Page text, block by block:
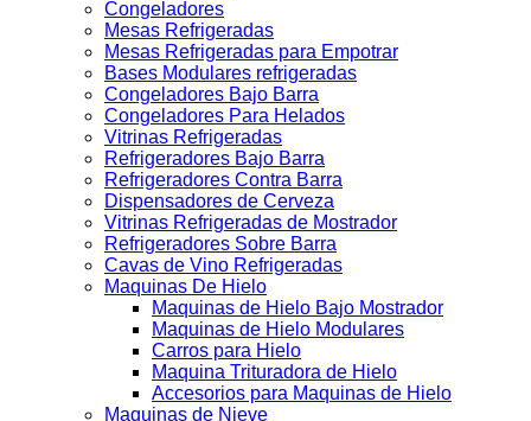
Congeladores
Mesas Refrigeradas
Mesas Refrigeradas para Empotrar
Bases Modulares refrigeradas
Congeladores Bajo Barra
Congeladores Para Helados
Vitrinas Refrigeradas
Refrigeradores Bajo Barra
Refrigeradores Contra Barra
Dispensadores de Cerveza
Vitrinas Refrigeradas de Mostrador
Refrigeradores Sobre Barra
Cavas de Vino Refrigeradas
Maquinas De Hielo
Maquinas de Hielo Bajo Mostrador
Maquinas de Hielo Modulares
Carros para Hielo
Maquina Trituradora de Hielo
Accesorios para Maquinas de Hielo
Maquinas de Nieve